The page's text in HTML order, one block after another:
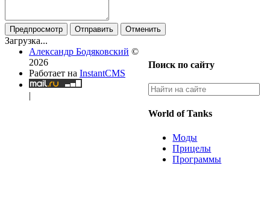
Предпросмотр Отправить Отменить
Загрузка...
Поиск по сайту
World of Tanks
Моды
Прицелы
Программы
Александр Бодяковский ©
2026
Работает на InstantCMS
|